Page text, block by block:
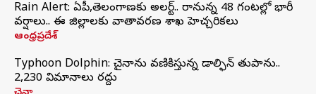
Rain Alert: ఏపీ,తెలంగాణకు అలర్ట్.. రానున్న 48 గంటల్లో భారీ
వర్షాలు.. ఈ జిల్లాలకు వాతావరణ శాఖ హెచ్చరికలు
ఆంధ్రప్రదేశ్
Typhoon Dolphin: చైనాను వణికిస్తున్న డాల్ఫిన్‌ తుపాను..
2,230 విమానాలు రద్దు